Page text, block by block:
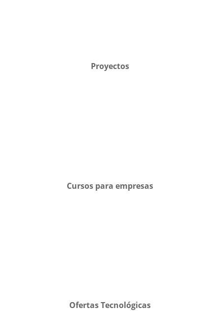
Proyectos
Cursos para empresas
Ofertas Tecnológicas